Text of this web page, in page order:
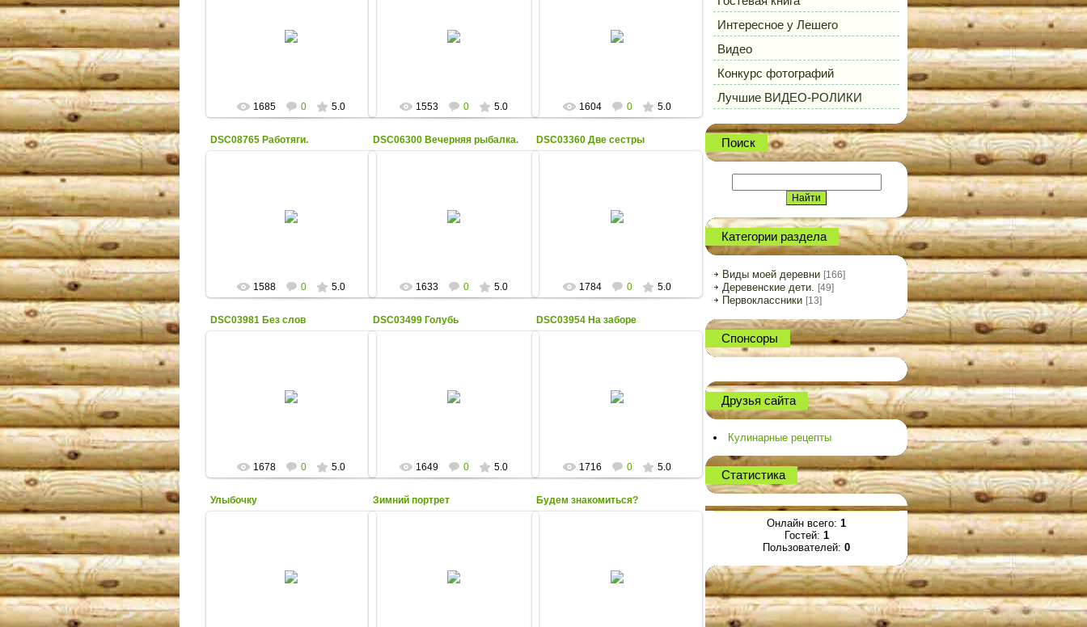
праздники в деревенской школе на
1685 0 5.0
деревня на севере. Портрет
1553 0 5.0
Деревенская школа на севере
Урала. Первый класс.
1604 0 5.0
DSC08765 Работяги.
Работяги из деревни на севере
Урала.
1588 0 5.0
DSC06300 Вечерняя рыбалка.
летом. Живописный пейзаж реки и
берега, лодка и рыбак с удочкой -
1633 0 5.0
DSC03360 Две сестры
Деревня на севере Урала. Две
сестры - портрет.
1784 0 5.0
DSC03981 Без слов
севере Урала в мае. Дети, река и
1678 0 5.0
DSC03499 Голубь
Выпускники школы 2013 года и
1649 0 5.0
DSC03954 На заборе
деревне на севере Урала и дети
1716 0 5.0
Улыбочку
Портрет мальчика с
Зимний портрет
снежной крепости - зимний
Будем знакомиться?
Собака сорвалась с цепи - будем
Интересное у Лешего
Видео
Конкурс фотографий
Лучшие ВИДЕО-РОЛИКИ
Поиск
Категории раздела
Виды моей деревни [166]
Деревенские дети. [49]
Первоклассники [13]
Спонсоры
Друзья сайта
Кулинарные рецепты
Статистика
Онлайн всего: 1
Гостей: 1
Пользователей: 0